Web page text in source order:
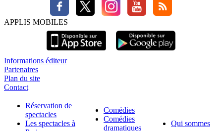
APPLIS MOBILES
Informations éditeur
Partenaires
Plan du site
Contact
Réservation de
spectacles
Les spectacles à
Comédies
Comédies
dramatiques
Qui sommes